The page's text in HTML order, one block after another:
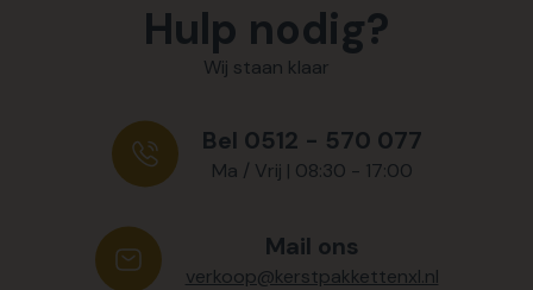
Hulp nodig?
Wij staan klaar
Bel 0512 - 570 077
Ma / Vrij | 08:30 - 17:00
Mail ons
verkoop@kerstpakkettenxl.nl